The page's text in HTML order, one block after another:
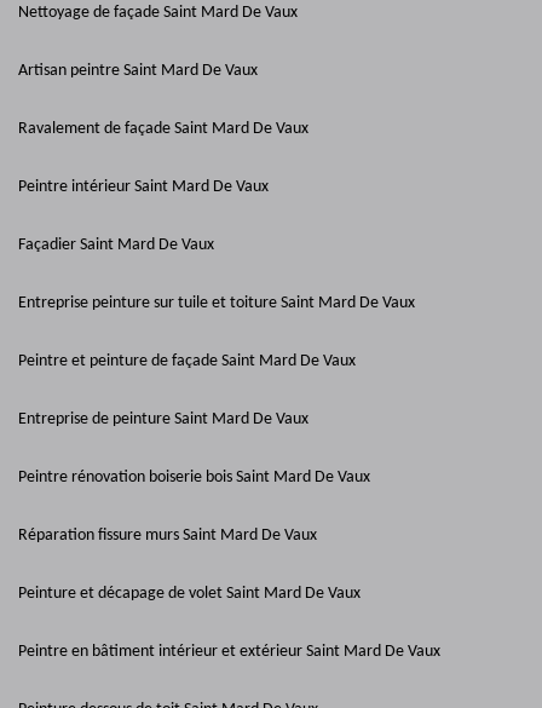
Nettoyage de façade Saint Mard De Vaux
Artisan peintre Saint Mard De Vaux
Ravalement de façade Saint Mard De Vaux
Peintre intérieur Saint Mard De Vaux
Façadier Saint Mard De Vaux
Entreprise peinture sur tuile et toiture Saint Mard De Vaux
Peintre et peinture de façade Saint Mard De Vaux
Entreprise de peinture Saint Mard De Vaux
Peintre rénovation boiserie bois Saint Mard De Vaux
Réparation fissure murs Saint Mard De Vaux
Peinture et décapage de volet Saint Mard De Vaux
Peintre en bâtiment intérieur et extérieur Saint Mard De Vaux